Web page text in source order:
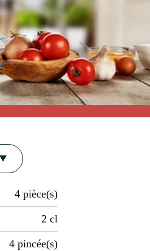
4 pièce(s)
2 cl
4 pincée(s)